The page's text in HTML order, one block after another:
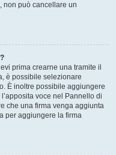
non può cancellare un
prima crearne una tramite il
è possibile selezionare
È inoltre possibile aggiungere
voce nel Pannello di
che una firma venga aggiunta
per aggiungere la firma